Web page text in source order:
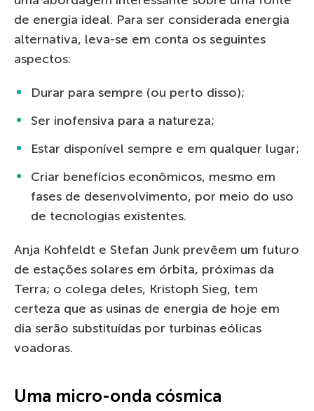
de energia ideal. Para ser considerada energia
alternativa, leva-se em conta os seguintes
aspectos:
Durar para sempre (ou perto disso);
Ser inofensiva para a natureza;
Estar disponível sempre e em qualquer lugar;
Criar benefícios econômicos, mesmo em
fases de desenvolvimento, por meio do uso
de tecnologias existentes.
Anja Kohfeldt e Stefan Junk prevêem um futuro
de estações solares em órbita, próximas da
Terra; o colega deles, Kristoph Sieg, tem
certeza que as usinas de energia de hoje em
dia serão substituídas por turbinas eólicas
voadoras.
Uma micro-onda cósmica